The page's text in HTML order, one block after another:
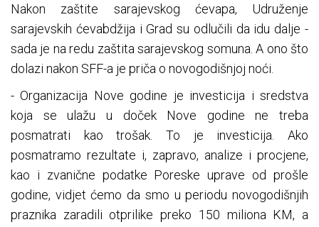
Nakon zaštite sarajevskog ćevapa, Udruženje
sarajevskih ćevabdžija i Grad su odlučili da idu dalje -
sada je na redu zaštita sarajevskog somuna. A ono što
dolazi nakon SFF-a je priča o novogodišnjoj noći.
- Organizacija Nove godine je investicija i sredstva
koja se ulažu u doček Nove godine ne treba
posmatrati kao trošak. To je investicija. Ako
posmatramo rezultate i, zapravo, analize i procjene,
kao i zvanične podatke Poreske uprave od prošle
godine, vidjet ćemo da smo u periodu novogodišnjih
praznika zaradili otprilike preko 150 miliona KM, a